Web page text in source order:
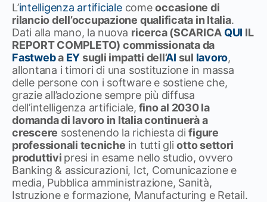
L’intelligenza artificialecomeoccasione di
rilancio dell’occupazione qualificata in Italia.
Dati alla mano, la nuova ricerca (SCARICA QUI IL
REPORT COMPLETO) commissionata da
Fastweba EYsugli impatti dell’AI sul lavoro,
allontana i timori di una sostituzione in massa
delle persone con i software e sostiene che,
grazie all’adozione sempre più diffusa
dell’intelligenza artificiale, fino al 2030 la
domanda di lavoro in Italia continuerà a
crescere sostenendo la richiesta difigure
professionali tecniche in tutti gliotto settori
produttivi presi in esame nello studio, ovvero
Banking & assicurazioni, Ict, Comunicazione e
media, Pubblica amministrazione, Sanità,
Istruzione e formazione, Manufacturing e Retail.